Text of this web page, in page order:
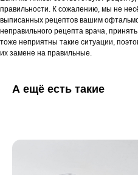
правильности. К сожалению, мы не
выписанных рецептов вашим
неправильного рецепта врача,
тоже неприятны такие ситуации,
их замене на правильные.
А ещё есть такие